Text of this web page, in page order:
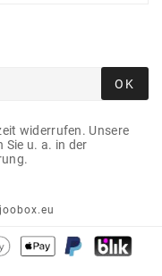
OK
widerrufen. Unsere
u. a. in der
joobox.eu